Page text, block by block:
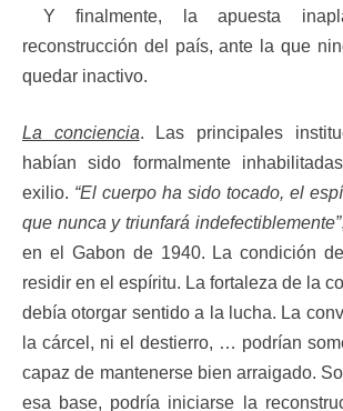
Y finalmente, la apuesta
reconstrucción del país, ante la que
quedar inactivo.
La conciencia. Las principales
habían sido formalmente
exilio. “El cuerpo ha sido tocado, el
que nunca y triunfará indefectiblemente”
en el Gabon de 1940. La condición
residir en el espíritu. La fortaleza de la
debía otorgar sentido a la lucha. La
la cárcel, ni el destierro, … podrían
capaz de mantenerse bien arraigado.
esa base, podría iniciarse la